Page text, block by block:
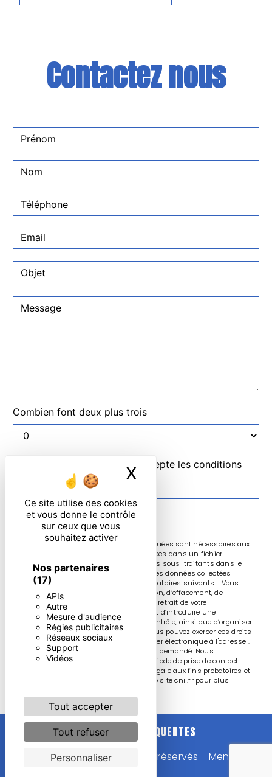
Ce site utilise des cookies
et vous donne le contrôle
sur ceux que vous
souhaitez activer
Nos partenaires
(17)
APIs
Autre
Mesure d'audience
Régies publicitaires
Réseaux sociaux
Support
Vidéos
Tout accepter
Tout refuser
Personnaliser
X Masquer le
Contactez nous
Combien font deux plus trois
En cochant cette case, j'accepte les conditions
particulières ci-dessous **
ENVOYER
** Les données personnelles communiquées sont nécessaires aux
fins de vous contacter et sont enregistrées dans un fichier
informatisé. Elles sont destinées à et ses sous-traitants dans le
seul but de répondre à votre message. Les données collectées
seront communiquées aux seuls destinataires suivants: . Vous
disposez de droits d’accès, de rectification, d’effacement, de
portabilité, de limitation, d’opposition, de retrait de votre
consentement à tout moment et du droit d’introduire une
réclamation auprès d’une autorité de contrôle, ainsi que d’organiser
le sort de vos données post-mortem. Vous pouvez exercer ces droits
par voie postale à l'adresse ou par courrier électronique à l'adresse .
Un justificatif d'identité pourra vous être demandé. Nous
conservons vos données pendant la période de prise de contact
puis pendant la durée de prescription légale aux fins probatoires et
de gestion des contentieux. Consultez le site cnil.fr pour plus
RECHERCHES FRÉQUENTES
Vistalid- 2026 - Tous droits réservés - Mentions